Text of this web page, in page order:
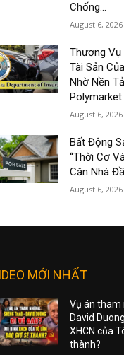
Chống...
August 6, 2026
Thương Vụ
Tài Sản
Nhờ Nền
Polymarket
August 6, 2026
Bất Động
“Thời Cơ
Căn Nhà
August 6, 2026
MỚI NHẤT
Vụ án tham
David
XHCN của
thành?